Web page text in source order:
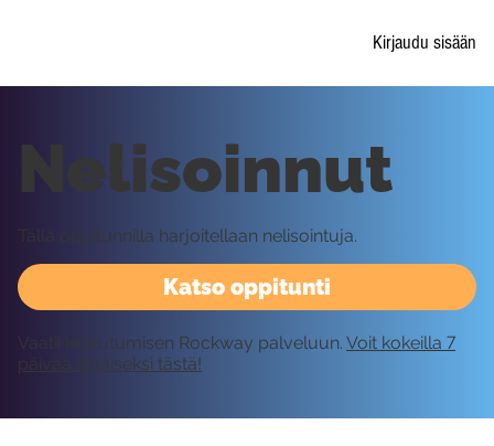
Kirjaudu sisään
Katso oppitunti
Nelisoinnut
Tällä oppitunnilla harjoitellaan nelisointuja.
Vaatii kirjautumisen Rockway palveluun. Voit kokeilla 7
päivää ilmaiseksi tästä!